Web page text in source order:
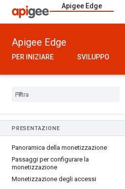
Apigee Edge
Apigee Edge
PER INIZIARE SVILUPPO
PRESENTAZIONE
Panoramica della monetizzazione
Passaggi per configurare la
monetizzazione
Monetizzazione degli accessi